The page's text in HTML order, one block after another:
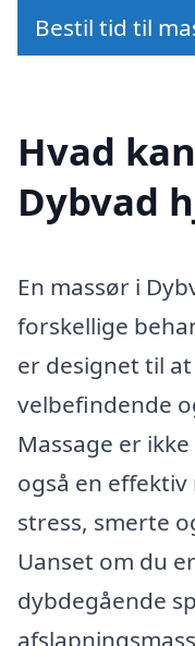
Bestil tid til
Hvad
Dybvad
En massør i
forskellige
er designet til
velbefindende
Massage er
også en
stress, smerte
Uanset om du
dybdegående